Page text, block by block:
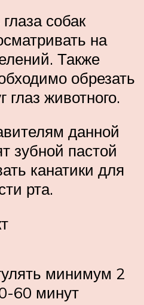
собак
на
Также
обрезать
глаз животного.
данной
зубной пастой
канатики для
рта.
минимум 2
60 минут